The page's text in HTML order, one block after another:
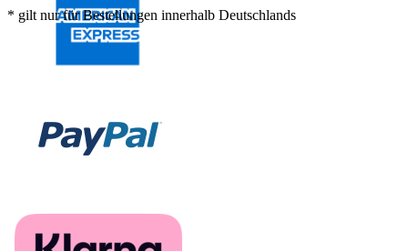
* gilt nur für Bestellungen innerhalb Deutschlands